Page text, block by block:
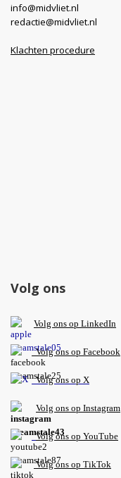
info@midvliet.nl
redactie@midvliet.nl
Klachten procedure
Volg ons
Volg ons op LinkedIn
Volg ons op Facebook
Volg ons op X
Volg ons op Instagram
Volgons op YouTube
Volg ons op TikTok